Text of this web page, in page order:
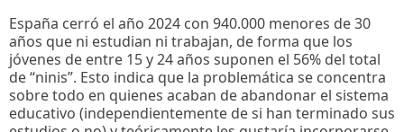
España cerró el año 2024 con 940.000 menores de 30
años que ni estudian ni trabajan, de forma que los
jóvenes de entre 15 y 24 años suponen el 56% del total
de “ninis”. Esto indica que la problemática se concentra
sobre todo en quienes acaban de abandonar el sistema
educativo (independientemente de si han terminado sus